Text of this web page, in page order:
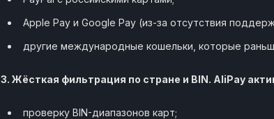
Apple Pay и Google Pay (из-за отсутствия
другие международные кошельки, которые
3. Жёсткая фильтрация по стране и BIN. AliPay
проверку BIN-диапазонов карт;